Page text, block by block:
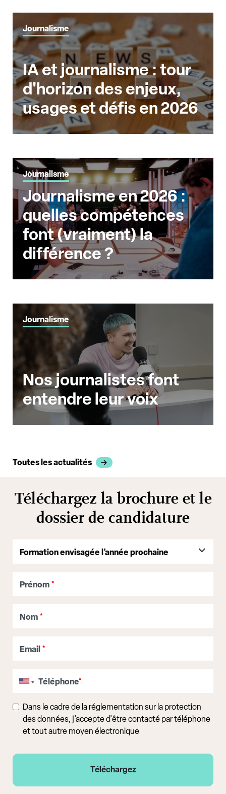
Journalisme
IA et journalisme : tour
d'horizon des enjeux,
usages et défis en 2026
Journalisme
Journalisme en 2026 :
quelles compétences
font (vraiment) la
différence ?
Journalisme
Nos journalistes font
entendre leur voix
Toutes les actualités
Téléchargez la brochure et le
dossier de candidature
Prénom *
Nom *
Email *
Téléphone*
Dans le cadre de la réglementation sur la protection
des données, j'accepte d'être contacté par téléphone
et tout autre moyen électronique